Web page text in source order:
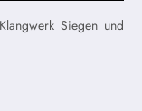
Siegen und